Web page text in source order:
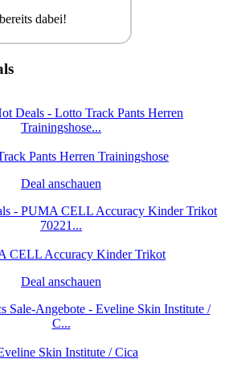
dabei!
Deals - Lotto Track Pants Herren
Trainingshose...
Deal anschauen
- PUMA CELL Accuracy Kinder Trikot
70221...
Deal anschauen
Sale-Angebote - Eveline Skin Institute /
C...